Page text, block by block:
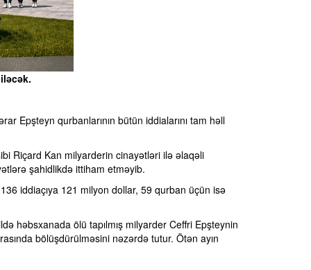
Epşteyn qurbanlarının bütün iddialarını tam həll
Riçard Kan milyarderin cinayətləri ilə əlaqəli
şahidlikdə ittiham etməyib.
iddiaçıya 121 milyon dollar, 59 qurban üçün isə
həbsxanada ölü tapılmış milyarder Ceffri Epşteynin
bölüşdürülməsini nəzərdə tutur. Ötən ayın